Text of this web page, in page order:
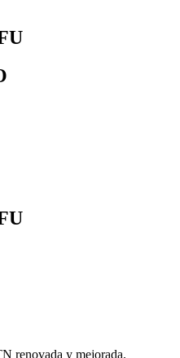
renovada y mejorada.